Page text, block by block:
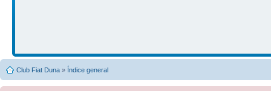
Club Fiat Duna » Índice general